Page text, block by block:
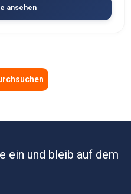
ansehen
ein und bleib auf dem